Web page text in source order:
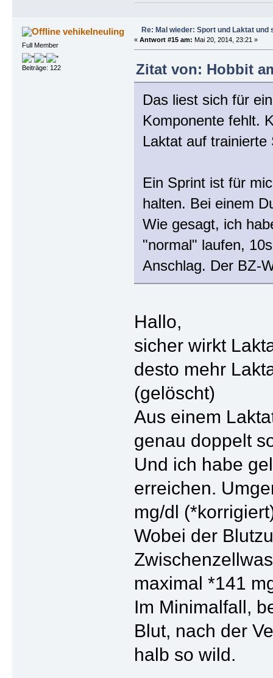
vehikelneuling
Full Member
Beiträge: 122
Re: Mal wieder: Sport und Laktat und
« Antwort #15 am: Mai 20, 2014, 23:21 »
Zitat von: Hobbit
Das liest sich für
Komponente fehlt.
Laktat auf
Ein Sprint ist für
halten. Bei einem
Wie gesagt, ich
"normal" laufen,
Anschlag. Der BZ-
Hallo,
sicher wirkt
desto mehr
(gelöscht)
Aus einem
genau doppelt
Und ich habe
erreichen.
mg/dl
Wobei der
maximal *141
Im Minimalfall,
Blut, nach der
halb so wild.